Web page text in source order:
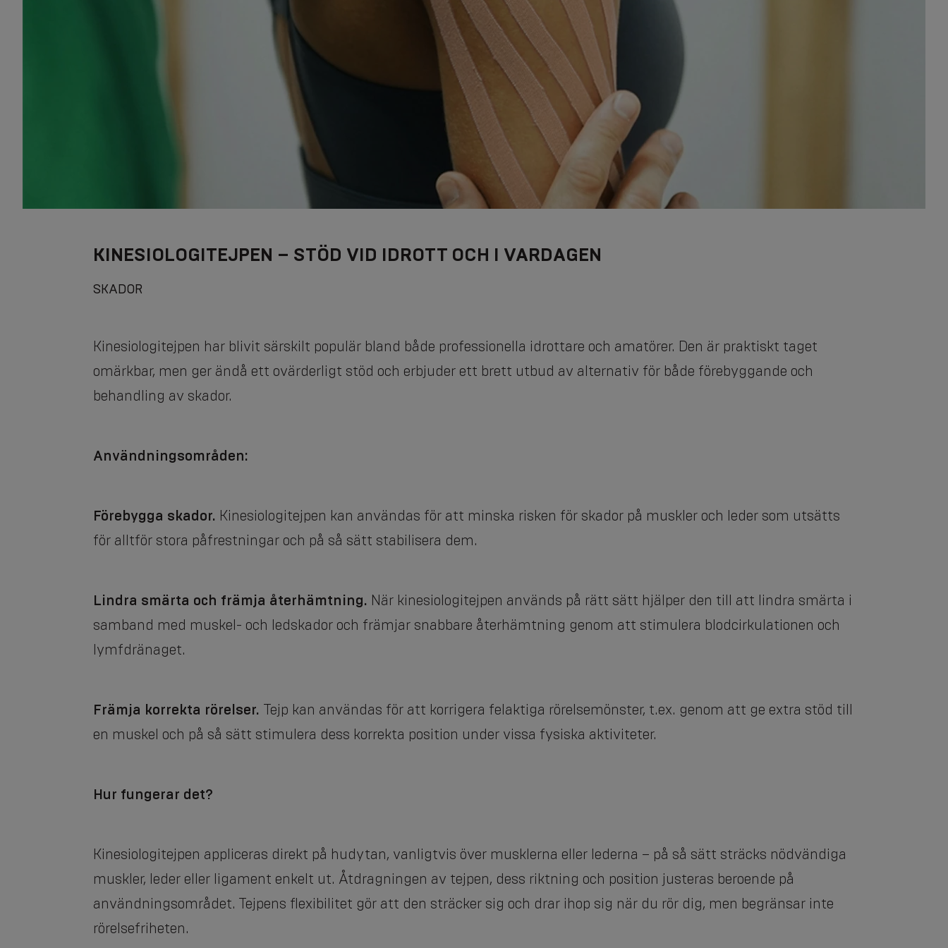
KINESIOLOGITEJPEN – STÖD VID IDROTT OCH I VARDAGEN
SKADOR
Kinesiologitejpen har blivit särskilt populär bland både professionella idrottare och amatörer. Den är praktiskt taget
omärkbar, men ger ändå ett ovärderligt stöd och erbjuder ett brett utbud av alternativ för både förebyggande och
behandling av skador.
Användningsområden:
Förebygga skador. Kinesiologitejpen kan användas för att minska risken för skador på muskler och leder som utsätts
för alltför stora påfrestningar och på så sätt stabilisera dem.
Lindra smärta och främja återhämtning. När kinesiologitejpen används på rätt sätt hjälper den till att lindra smärta i
samband med muskel- och ledskador och främjar snabbare återhämtning genom att stimulera blodcirkulationen och
lymfdränaget.
Främja korrekta rörelser. Tejp kan användas för att korrigera felaktiga rörelsemönster, t.ex. genom att ge extra stöd till
en muskel och på så sätt stimulera dess korrekta position under vissa fysiska aktiviteter.
Hur fungerar det?
Kinesiologitejpen appliceras direkt på hudytan, vanligtvis över musklerna eller lederna – på så sätt sträcks nödvändiga
muskler, leder eller ligament enkelt ut. Åtdragningen av tejpen, dess riktning och position justeras beroende på
användningsområdet. Tejpens flexibilitet gör att den sträcker sig och drar ihop sig när du rör dig, men begränsar inte
rörelsefriheten.